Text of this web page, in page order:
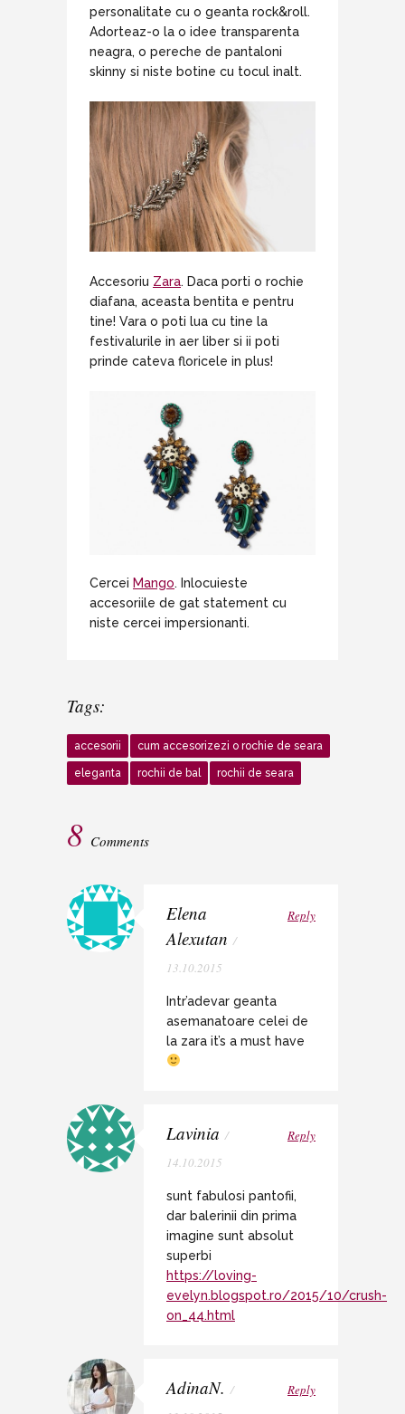
personalitate cu o geanta rock&roll.
Adorteaz-o la o idee transparenta
neagra, o pereche de pantaloni
skinny si niste botine cu tocul inalt.
Accesoriu Zara. Daca porti o rochie
diafana, aceasta bentita e pentru
tine! Vara o poti lua cu tine la
festivalurile in aer liber si ii poti
prinde cateva floricele in plus!
Cercei Mango. Inlocuieste
accesoriile de gat statement cu
niste cercei impersionanti.
Tags:
accesorii cum accesorizezi o rochie de seara
eleganta rochii de bal rochii de seara
8 Comments
Elena
Alexutan /
13.10.2015
Reply
Intr’adevar geanta
asemanatoare celei de
la zara it’s a must have
Lavinia /
14.10.2015
Reply
sunt fabulosi pantofii,
dar balerinii din prima
imagine sunt absolut
superbi
https://loving-
evelyn.blogspot.ro/2015/10/crush-
on_44.html
AdinaN. /
Reply